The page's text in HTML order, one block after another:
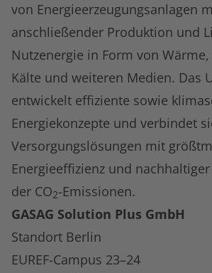
von Energieerzeugungsanlagen
anschließender Produktion und
Nutzenergie in Form von
Kälte und weiteren Medien. Das
entwickelt effiziente sowie
Energiekonzepte und verbindet
Versorgungslösungen mit
Energieeffizienz und
der CO2-Emissionen.
GASAG Solution Plus GmbH
Standort Berlin
EUREF-Campus 23–24